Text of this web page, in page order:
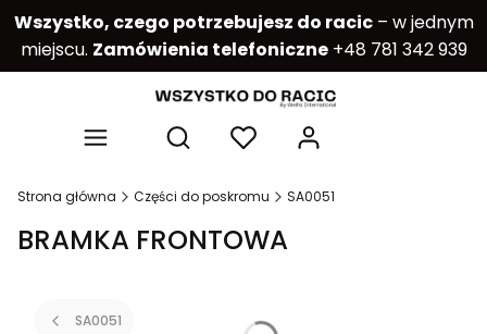
Wszystko, czego potrzebujesz do racic– w jednym
miejscu. Zamówienia telefoniczne+48 781 342 939
Otwórz wyszukiwarkę
Strona główna Części do poskromu SA0051
BRAMKA FRONTOWA
SA0051